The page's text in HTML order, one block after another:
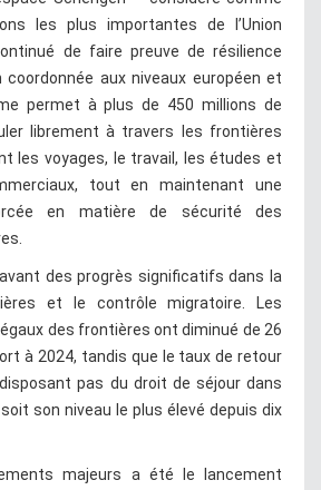
les plus importantes de l’Union
de faire preuve de résilience
aux niveaux européen et
permet à plus de 450 millions de
librement à travers les frontières
les voyages, le travail, les études et
tout en maintenant une
en matière de sécurité des
des progrès significatifs dans la
et le contrôle migratoire. Les
des frontières ont diminué de 26
à 2024, tandis que le taux de retour
pas du droit de séjour dans
soit son niveau le plus élevé depuis dix
majeurs a été le lancement